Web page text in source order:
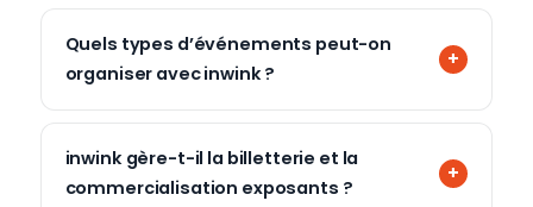
Quels types d’événements peut-on
organiser avec inwink ?
inwink gère-t-il la billetterie et la
commercialisation exposants ?